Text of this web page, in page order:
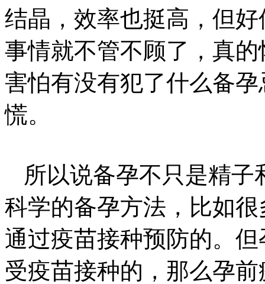
结晶，效率也挺高，但
事情就不管不顾了，真
害怕有没有犯了什么备
慌。
所以说备孕不只是精
科学的备孕方法，比如
通过疫苗接种预防的。
受疫苗接种的，那么孕